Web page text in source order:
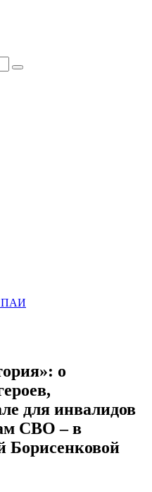
ПАИ
о
для инвалидов
СВО – в
Борисенковой